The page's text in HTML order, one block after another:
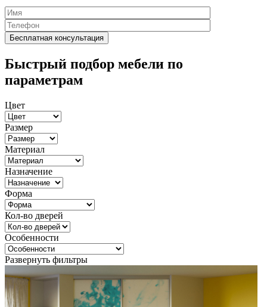
Быстрый подбор мебели по
параметрам
Цвет
Размер
Материал
Назначение
Форма
Кол-во дверей
Особенности
Развернуть фильтры